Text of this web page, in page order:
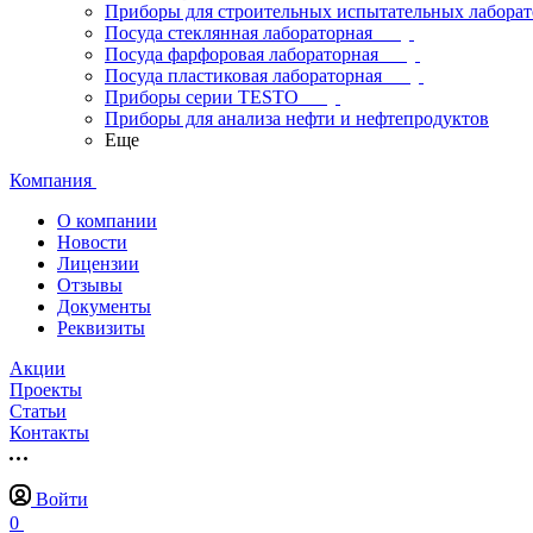
Приборы для строительных испытательных
Посуда стеклянная лабораторная
Посуда фарфоровая лабораторная
Посуда пластиковая лабораторная
Приборы серии TESTO
Приборы для анализа нефти и нефтепродуктов
Еще
Компания
О компании
Новости
Лицензии
Отзывы
Документы
Реквизиты
Акции
Проекты
Статьи
Контакты
Войти
0